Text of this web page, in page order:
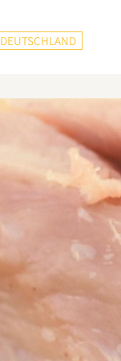
DEUTSCHLAND